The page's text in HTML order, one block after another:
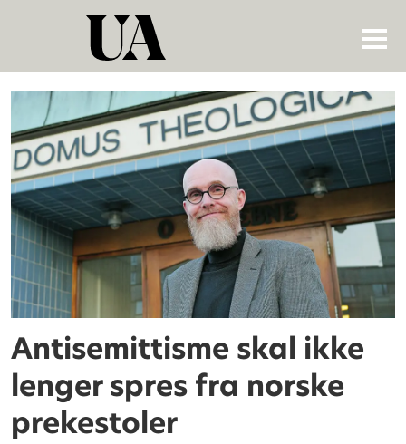
Tag:
anders
runesson
Antisemittisme skal ikke
lenger spres fra norske
prekestoler